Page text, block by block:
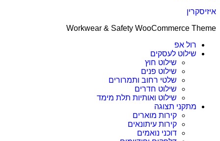
Workwear & Safety WooCommerce
רול אפ
שילוט לעסקים
שילוט חוץ
שילוט פנים
שלטי רחוב ותמרורים
שילוט חדרים
שילוט ואותיות תלת מימד
מתקני תצוגה
קירות מוארים
קירות עיתונאים
דוכני נואמים